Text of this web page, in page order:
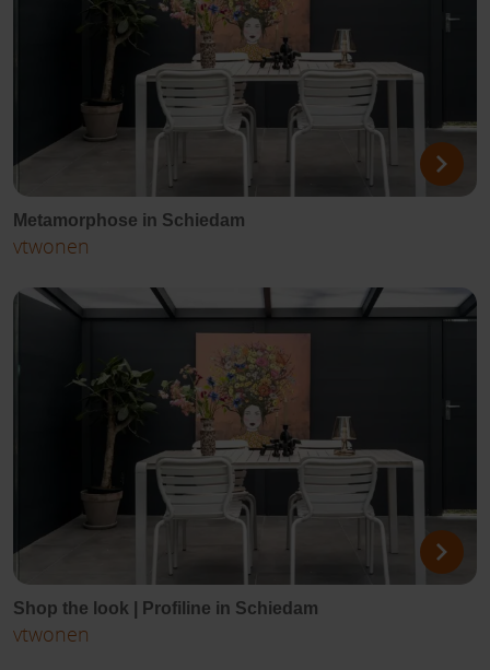
Metamorphose in Schiedam
vtwonen
Shop the look | Profiline in Schiedam
vtwonen